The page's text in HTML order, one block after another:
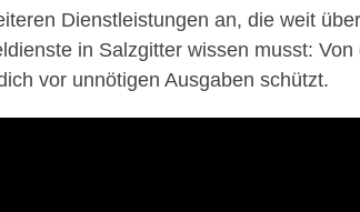
Dienstleistungen an, die weit
in Salzgitter wissen musst: Von
vor unnötigen Ausgaben schützt.